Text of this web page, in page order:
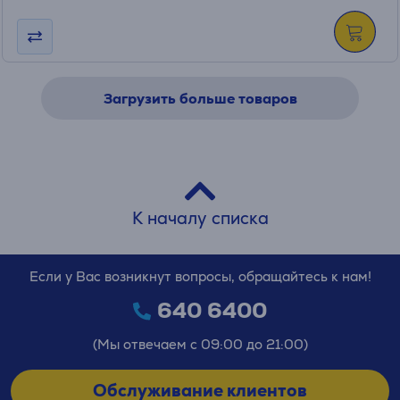
Загрузить больше товаров
К началу списка
Если у Вас возникнут вопросы, обращайтесь к нам!
640 6400
(Мы отвечаем с 09:00 до 21:00)
Обслуживание клиентов